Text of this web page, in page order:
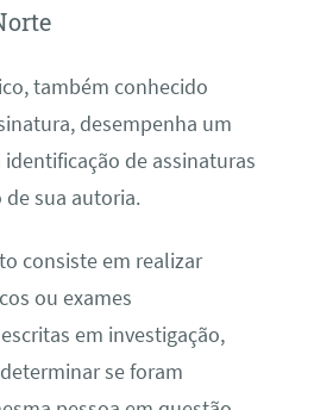
também conhecido
desempenha um
de assinaturas
sua autoria.
consiste em realizar
ou exames
em investigação,
se foram